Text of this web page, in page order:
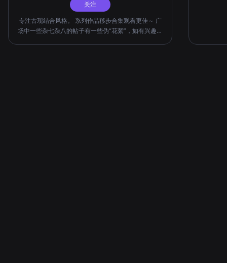
关注
专注古现结合风格。 系列作品移步合集观看更佳～ 广
场中一些杂七杂八的帖子有一些伪“花絮”，如有兴趣可